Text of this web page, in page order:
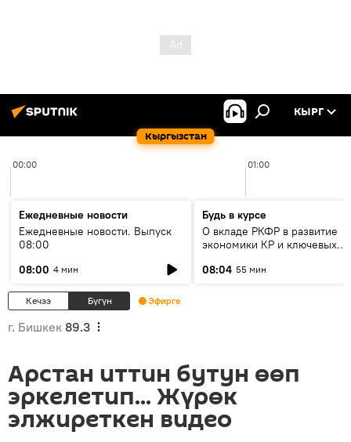
Кыргызстан
КЫРГ
00:00 01:00
Ежедневные новости
Ежедневные новости. Выпуск
08:00
08:00 4 мин
Будь в курсе
О вкладе РКФР в развитие
экономики КР и ключевых
08:04 55 мин
Кечээ Бүгүн Эфирге
г. Бишкек 89.3
Арстан иттин бутун өөп
эркелетип... Жүрөк
элжиреткен видео